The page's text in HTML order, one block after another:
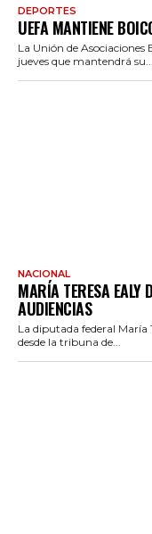
DEPORTES
UEFA MANTIENE
La Unión de Asociaciones
jueves que mantendrá su...
NACIONAL
MARÍA TERESA EALY
AUDIENCIAS
La diputada federal María
desde la tribuna de...